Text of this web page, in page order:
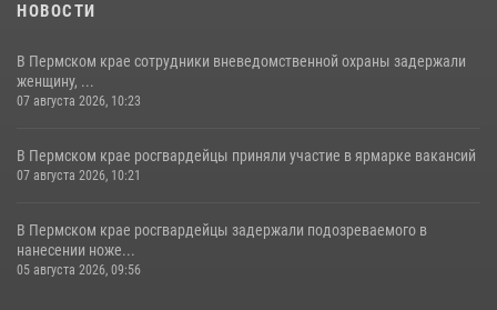
НОВОСТИ
В Пермском крае сотрудники вневедомственной охраны задержали
женщину, ...
07 августа 2026, 10:23
В Пермском крае росгвардейцы приняли участие в ярмарке вакансий
07 августа 2026, 10:21
В Пермском крае росгвардейцы задержали подозреваемого в
нанесении ноже...
05 августа 2026, 09:56